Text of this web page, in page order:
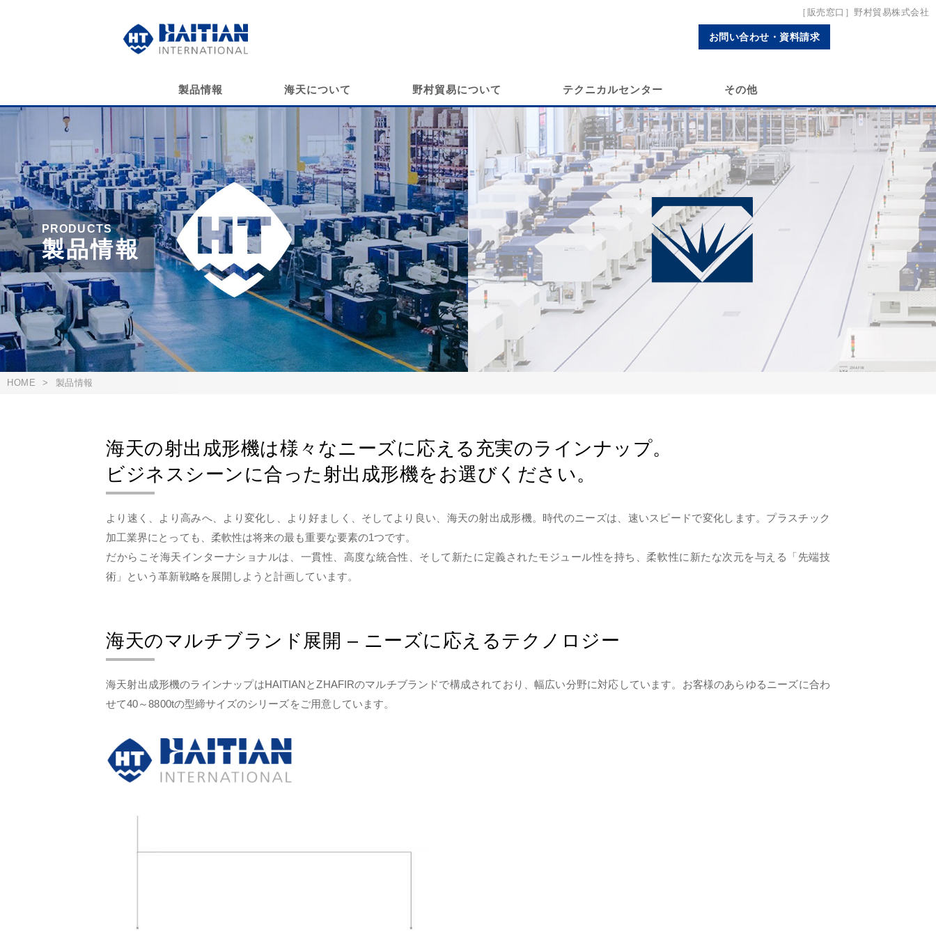
［販売窓口］野村貿易株式会社
お問い合わせ・資料請求
製品情報 海天について 野村貿易について テクニカルセンター その他
PRODUCTS
製品情報
HOME > 製品情報
海天の射出成形機は様々なニーズに応える充実のラインナップ。
ビジネスシーンに合った射出成形機をお選びください。
より速く、より高みへ、より変化し、より好ましく、そしてより良い、海天の射出成形機。時代のニーズは、速いスピードで変化します。プラスチック
加工業界にとっても、柔軟性は将来の最も重要な要素の1つです。
だからこそ海天インターナショナルは、一貫性、高度な統合性、そして新たに定義されたモジュール性を持ち、柔軟性に新たな次元を与える「先端技
術」という革新戦略を展開しようと計画しています。
海天のマルチブランド展開 – ニーズに応えるテクノロジー
海天射出成形機のラインナップはHAITIANとZHAFIRのマルチブランドで構成されており、幅広い分野に対応しています。お客様のあらゆるニーズに合わ
せて40～8800tの型締サイズのシリーズをご用意しています。